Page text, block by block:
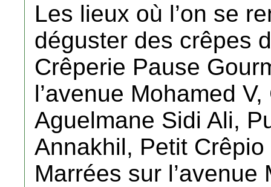
Les lieux où l’on se
déguster des crêpes
Crêperie Pause
l’avenue Mohamed
Aguelmane Sidi Ali,
Annakhil, Petit
Marrées sur l’avenue